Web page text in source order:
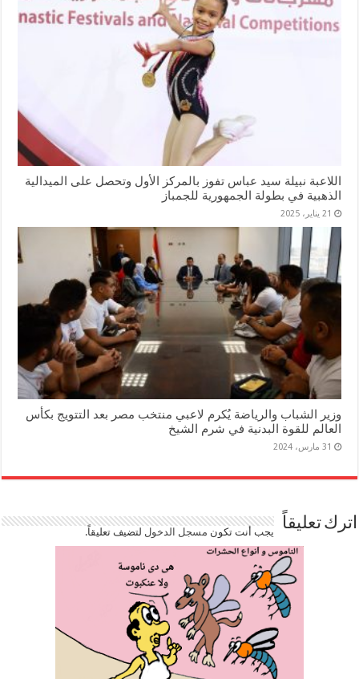
اللاعبة نبيلة سيد عباس تفوز بالمركز الأول وتحصل على الميدالية
الذهبية في بطولة الجمهورية للجمباز
21 يناير، 2025
وزير الشباب والرياضة يُكرم لاعبي منتخب مصر بعد التتويج بكأس
العالم للقوة البدنية في شرم الشيخ
31 مارس، 2024
اترك تعليقاً يجب أنت تكون مسجل الدخوللتضيف تعليقاً.